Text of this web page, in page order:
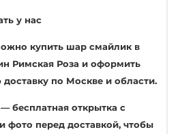
у нас
купить шар смайлик в
Римская Роза и оформить
доставку по Москве и области.
бесплатная открытка с
фото перед доставкой, чтобы